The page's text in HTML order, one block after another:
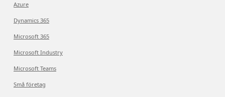
Azure
Dynamics 365
Microsoft 365
Microsoft Industry
Microsoft Teams
Små företag